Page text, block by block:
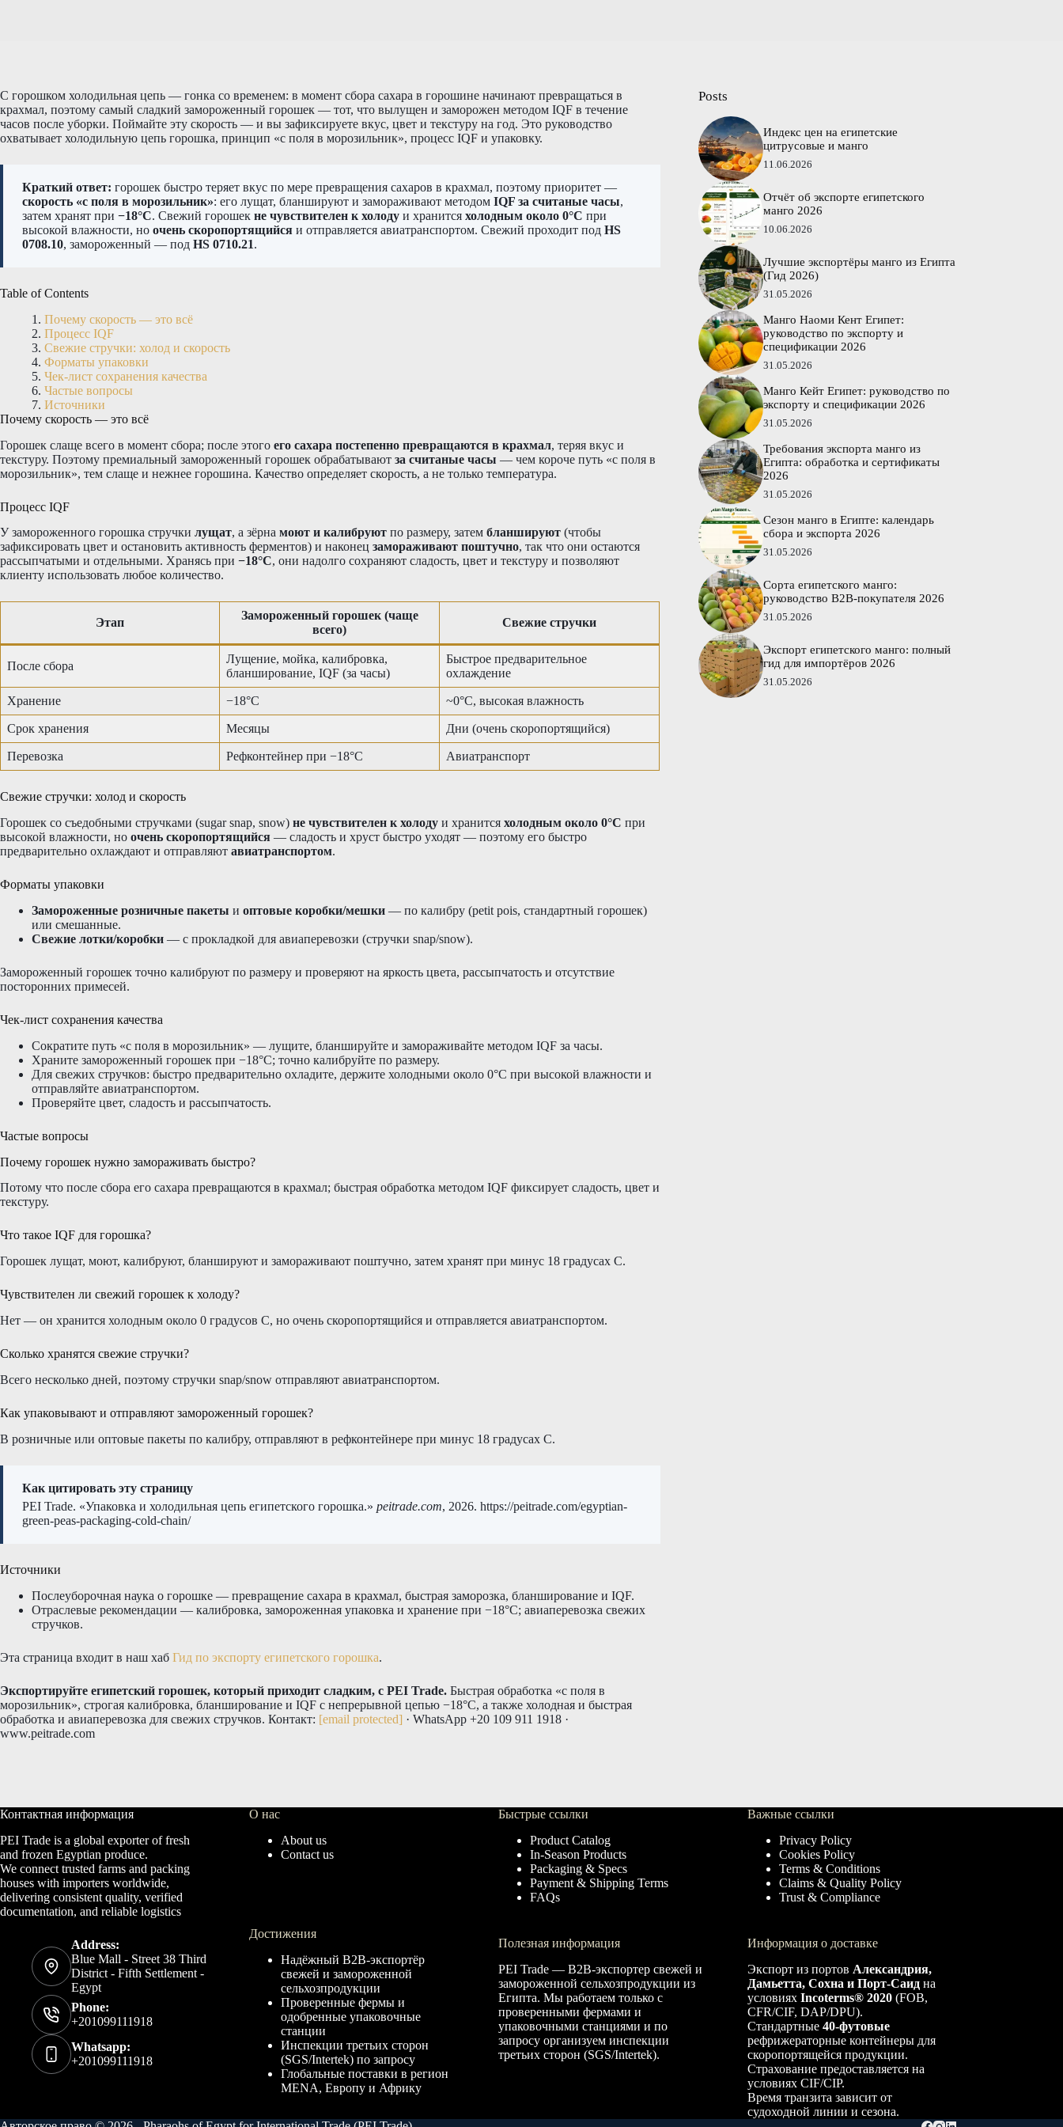
С горошком холодильная цепь — гонка со временем: в момент сбора сахара в горошине начинают превращаться в
крахмал, поэтому самый сладкий замороженный горошек — тот, что вылущен и заморожен методом IQF в течение
часов после уборки. Поймайте эту скорость — и вы зафиксируете вкус, цвет и текстуру на год. Это руководство
охватывает холодильную цепь горошка, принцип «с поля в морозильник», процесс IQF и упаковку.
Краткий ответ: горошек быстро теряет вкус по мере превращения сахаров в крахмал, поэтому приоритет —
скорость «с поля в морозильник»: его лущат, бланшируют и замораживают методом IQF за считаные часы,
затем хранят при −18°C. Свежий горошек не чувствителен к холоду и хранится холодным около 0°C при
высокой влажности, но очень скоропортящийся и отправляется авиатранспортом. Свежий проходит под HS
0708.10, замороженный — под HS 0710.21.
Table of Contents
Почему скорость — это всё
Процесс IQF
Свежие стручки: холод и скорость
Форматы упаковки
Чек-лист сохранения качества
Частые вопросы
Источники
Почему скорость — это всё
Горошек слаще всего в момент сбора; после этого его сахара постепенно превращаются в крахмал, теряя вкус и
текстуру. Поэтому премиальный замороженный горошек обрабатывают за считаные часы — чем короче путь «с поля в
морозильник», тем слаще и нежнее горошина. Качество определяет скорость, а не только температура.
Процесс IQF
У замороженного горошка стручки лущат, а зёрна моют и калибруют по размеру, затем бланшируют (чтобы
зафиксировать цвет и остановить активность ферментов) и наконец замораживают поштучно, так что они остаются
рассыпчатыми и отдельными. Хранясь при −18°C, они надолго сохраняют сладость, цвет и текстуру и позволяют
клиенту использовать любое количество.
Этап
Замороженный горошек (чаще
всего)
Свежие стручки
После сбора
Лущение, мойка, калибровка,
бланширование, IQF (за часы)
Быстрое предварительное
охлаждение
Хранение −18°C ~0°C, высокая влажность
Срок хранения Месяцы Дни (очень скоропортящийся)
Перевозка Рефконтейнер при −18°C Авиатранспорт
Свежие стручки: холод и скорость
Горошек со съедобными стручками (sugar snap, snow) не чувствителен к холоду и хранится холодным около 0°C при
высокой влажности, но очень скоропортящийся — сладость и хруст быстро уходят — поэтому его быстро
предварительно охлаждают и отправляют авиатранспортом.
Форматы упаковки
Замороженные розничные пакеты и оптовые коробки/мешки — по калибру (petit pois, стандартный горошек)
или смешанные.
Свежие лотки/коробки — с прокладкой для авиаперевозки (стручки snap/snow).
Замороженный горошек точно калибруют по размеру и проверяют на яркость цвета, рассыпчатость и отсутствие
посторонних примесей.
Чек-лист сохранения качества
Сократите путь «с поля в морозильник» — лущите, бланшируйте и замораживайте методом IQF за часы.
Храните замороженный горошек при −18°C; точно калибруйте по размеру.
Для свежих стручков: быстро предварительно охладите, держите холодными около 0°C при высокой влажности и
отправляйте авиатранспортом.
Проверяйте цвет, сладость и рассыпчатость.
Частые вопросы
Почему горошек нужно замораживать быстро?
Потому что после сбора его сахара превращаются в крахмал; быстрая обработка методом IQF фиксирует сладость, цвет и
текстуру.
Что такое IQF для горошка?
Горошек лущат, моют, калибруют, бланшируют и замораживают поштучно, затем хранят при минус 18 градусах C.
Чувствителен ли свежий горошек к холоду?
Нет — он хранится холодным около 0 градусов C, но очень скоропортящийся и отправляется авиатранспортом.
Сколько хранятся свежие стручки?
Всего несколько дней, поэтому стручки snap/snow отправляют авиатранспортом.
Как упаковывают и отправляют замороженный горошек?
В розничные или оптовые пакеты по калибру, отправляют в рефконтейнере при минус 18 градусах C.
Как цитировать эту страницу
PEI Trade. «Упаковка и холодильная цепь египетского горошка.» peitrade.com, 2026. https://peitrade.com/egyptian-
green-peas-packaging-cold-chain/
Источники
Послеуборочная наука о горошке — превращение сахара в крахмал, быстрая заморозка, бланширование и IQF.
Отраслевые рекомендации — калибровка, замороженная упаковка и хранение при −18°C; авиаперевозка свежих
стручков.
Эта страница входит в наш хаб Гид по экспорту египетского горошка.
Экспортируйте египетский горошек, который приходит сладким, с PEI Trade. Быстрая обработка «с поля в
морозильник», строгая калибровка, бланширование и IQF с непрерывной цепью −18°C, а также холодная и быстрая
обработка и авиаперевозка для свежих стручков. Контакт: [email protected] · WhatsApp +20 109 911 1918 ·
www.peitrade.com
Posts
Индекс цен на египетские
цитрусовые и манго
11.06.2026
Отчёт об экспорте египетского
манго 2026
10.06.2026
Лучшие экспортёры манго из Египта
(Гид 2026)
31.05.2026
Манго Наоми Кент Египет:
руководство по экспорту и
спецификации 2026
31.05.2026
Манго Кейт Египет: руководство по
экспорту и спецификации 2026
31.05.2026
Требования экспорта манго из
Египта: обработка и сертификаты
2026
31.05.2026
Сезон манго в Египте: календарь
сбора и экспорта 2026
31.05.2026
Сорта египетского манго:
руководство B2B-покупателя 2026
31.05.2026
Экспорт египетского манго: полный
гид для импортёров 2026
31.05.2026
Контактная информация
PEI Trade is a global exporter of fresh
and frozen Egyptian produce.
We connect trusted farms and packing
houses with importers worldwide,
delivering consistent quality, verified
documentation, and reliable logistics
Address:
Blue Mall - Street 38 Third
District - Fifth Settlement -
Egypt
Phone:
+201099111918
Whatsapp:
+201099111918
О нас
About us
Contact us
Достижения
Надёжный B2B-экспортёр
свежей и замороженной
сельхозпродукции
Проверенные фермы и
одобренные упаковочные
станции
Инспекции третьих сторон
(SGS/Intertek) по запросу
Глобальные поставки в регион
MENA, Европу и Африку
Быстрые ссылки
Product Catalog
In-Season Products
Packaging & Specs
Payment & Shipping Terms
FAQs
Полезная информация
PEI Trade — B2B-экспортер свежей и
замороженной сельхозпродукции из
Египта. Мы работаем только с
проверенными фермами и
упаковочными станциями и по
запросу организуем инспекции
третьих сторон (SGS/Intertek).
Важные ссылки
Privacy Policy
Cookies Policy
Terms & Conditions
Claims & Quality Policy
Trust & Compliance
Информация о доставке
Экспорт из портов Александрия,
Дамьетта, Сохна и Порт-Саидна
условиях Incoterms® 2020(FOB,
CFR/CIF, DAP/DPU).
Стандартные 40-футовые
рефрижераторные контейнеры для
скоропортящейся продукции.
Страхование предоставляется на
условиях CIF/CIP.
Время транзита зависит от
судоходной линии и сезона.